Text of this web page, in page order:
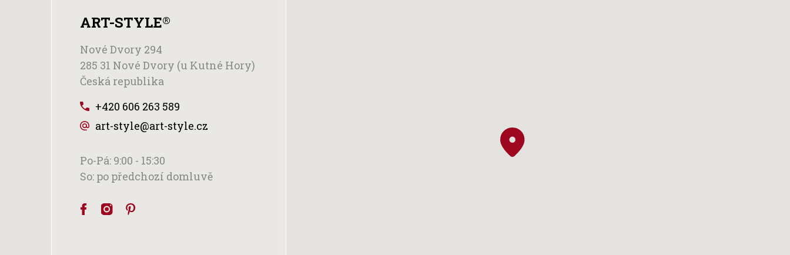
ART-STYLE®
Nové Dvory 294
285 31 Nové Dvory (u Kutné Hory)
Česká republika
+420 606 263 589
art-style@art-style.cz
Po-Pá: 9:00 - 15:30
So: po předchozí domluvě